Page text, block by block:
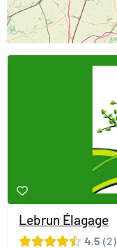
Lebrun Élagage
4.5 2